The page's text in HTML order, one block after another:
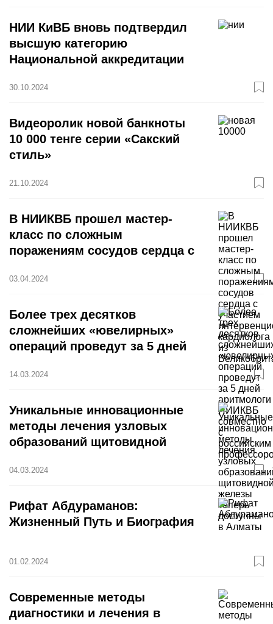
30.10.2024
НИИ КиВБ вновь подтвердил
высшую категорию
Национальной аккредитации
21.10.2024
Видеоролик новой банкноты
10 000 тенге серии «Сакский
стиль»
03.04.2024
В НИИКВБ прошел мастер-
класс по сложным
поражениям сосудов сердца c
кардиолога из Великобритании
14.03.2024
Более трех десятков
сложнейших «ювелирных»
операций проведут за 5 дней
совместно с российским
04.03.2024
Уникальные инновационные
методы лечения узловых
образований щитовидной
Алматы
01.02.2024
Рифат Абдураманов:
Жизненный Путь и Биография
Современные методы
диагностики и лечения в